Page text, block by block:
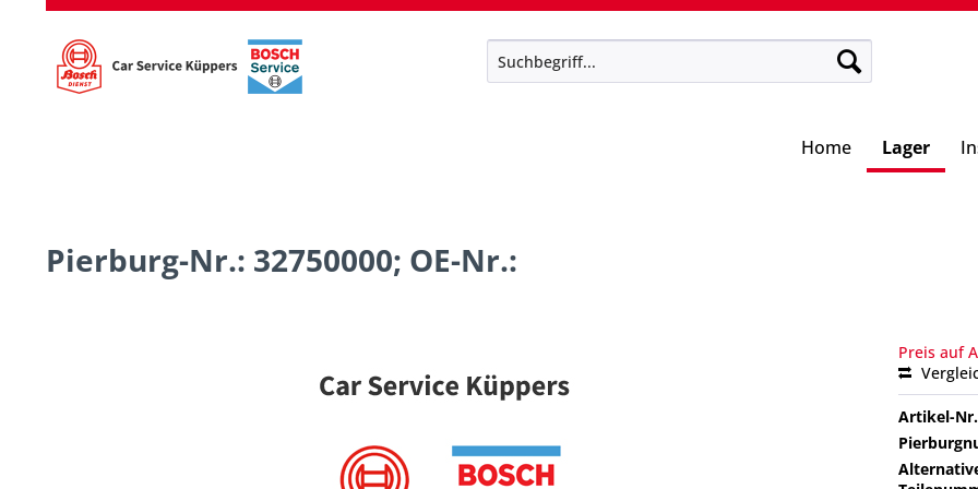
Home Lager
Pierburg-Nr.: 32750000; OE-Nr.:
Preis auf
Artikel-